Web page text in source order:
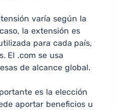
varía según la
la extensión es
para cada país,
El .com se usa
de alcance global.
es la elección
aportar beneficios u